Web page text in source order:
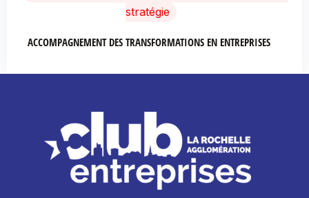
stratégie
ACCOMPAGNEMENT DES TRANSFORMATIONS EN ENTREPRISES